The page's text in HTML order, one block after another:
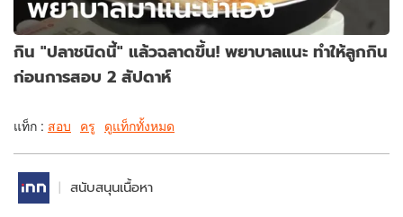
กิน "ปลาชนิดนี้" แล้วฉลาดขึ้น! พยาบาลแนะ ทำให้ลูกกิน
ก่อนการสอบ 2 สัปดาห์
แท็ก : สอบ ครู ดูแท็กทั้งหมด
สนับสนุนเนื้อหา